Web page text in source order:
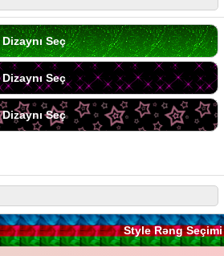
Seç
Seç
Seç
Style Rəng Seçimi